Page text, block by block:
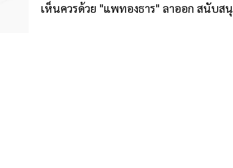
เห็นควรด้วย "แพทองธาร" ลาออก สนับ